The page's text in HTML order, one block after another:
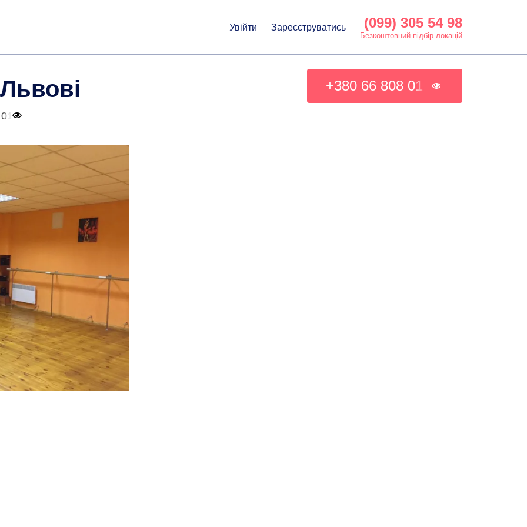
Увійти Зареєструватись (099) 305 54 98
Безкоштовний підбір локацій
+380 66 808 01